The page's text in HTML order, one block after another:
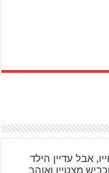
אבל עדיין הילד
מצטיין ואוהב